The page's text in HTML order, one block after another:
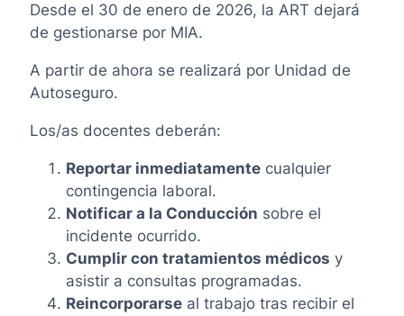
Desde el 30 de enero de 2026, la ART dejará
de gestionarse por MIA.
A partir de ahora se realizará por Unidad de
Autoseguro.
Los/as docentes deberán:
Reportar inmediatamentecualquier
contingencia laboral.
Notificar a la Conducción sobre el
incidente ocurrido.
Cumplir con tratamientos médicos y
asistir a consultas programadas.
Reincorporarseal trabajo tras recibir el